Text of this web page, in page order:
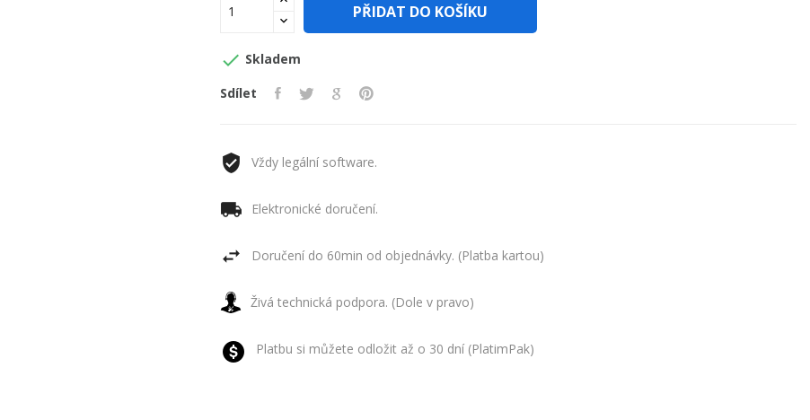
PŘIDAT DO KOŠÍKU
 Skladem
Sdílet
Vždy legální software.
Elektronické doručení.
Doručení do 60min od objednávky. (Platba kartou)
Živá technická podpora. (Dole v pravo)
Platbu si můžete odložit až o 30 dní (PlatimPak)